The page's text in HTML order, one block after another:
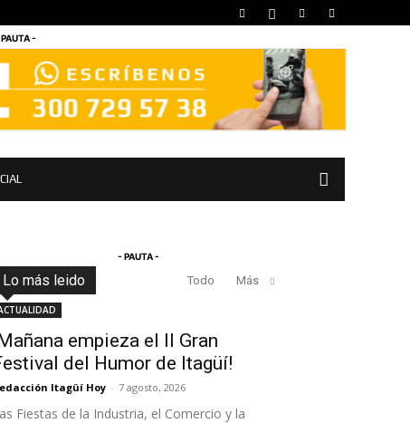
-
- PAUTA -
Lo más leido Todo Más
empieza el II Gran
del Humor de Itagüí!
Itagüí Hoy - 7 agosto, 2026
Fiestas de la Industria, el Comercio y la